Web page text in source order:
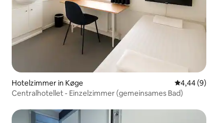
Hotelzimmer in Køge
4,44 (9)
Centralhotellet - Einzelzimmer (gemeinsames Bad)